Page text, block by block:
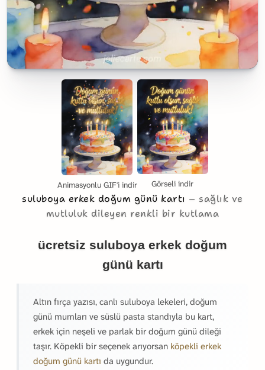
Animasyonlu GIF'i indir Görseli indir
suluboya erkek doğum günü kartı
sağlık ve
mutluluk dileyen renkli bir kutlama
ücretsiz suluboya erkek doğum
günü kartı
Altın fırça yazısı, canlı suluboya lekeleri, doğum
günü mumları ve süslü pasta standıyla bu kart,
erkek için neşeli ve parlak bir doğum günü dileği
taşır. Köpekli bir seçenek arıyorsan köpekli erkek
doğum günü kartı da uygundur.